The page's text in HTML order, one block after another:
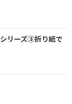
リーズ③折り紙で